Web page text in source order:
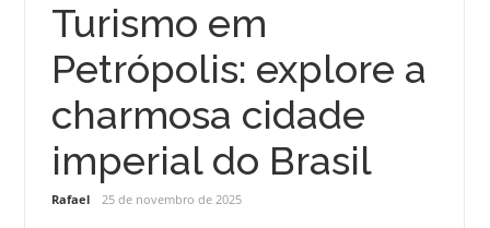
Turismo em
Petrópolis: explore a
charmosa cidade
imperial do Brasil
Rafael 25 de novembro de 2025